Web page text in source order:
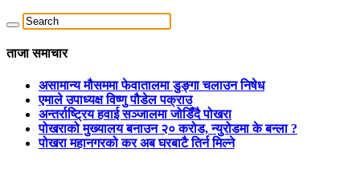
ताजा समाचार
असामान्य मौसममा फेवातालमा डुङ्गा चलाउन निषेध
एमाले उपाध्यक्ष विष्णु पौडेल पक्राउ
अन्तर्राष्ट्रिय हवाई सञ्जालमा जोडिँदै पोखरा
पोखराको मुख्यालय बनाउन २० करोड, न्युरोडमा के बन्ला ?
पोखरा महानगरको कर अब घरबाटै तिर्न मिल्ने